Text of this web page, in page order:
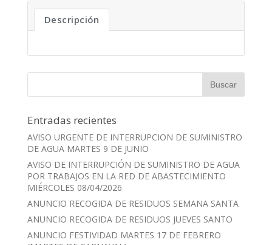
Descripción
Entradas recientes
AVISO URGENTE DE INTERRUPCION DE SUMINISTRO
DE AGUA MARTES 9 DE JUNIO
AVISO DE INTERRUPCIÓN DE SUMINISTRO DE AGUA
POR TRABAJOS EN LA RED DE ABASTECIMIENTO
MIÉRCOLES 08/04/2026
ANUNCIO RECOGIDA DE RESIDUOS SEMANA SANTA
ANUNCIO RECOGIDA DE RESIDUOS JUEVES SANTO
ANUNCIO FESTIVIDAD MARTES 17 DE FEBRERO